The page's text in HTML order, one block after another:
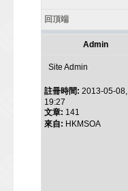
回頂端
Admin
Site Admin
註冊時間: 2013-05-08,
19:27
文章: 141
來自: HKMSOA